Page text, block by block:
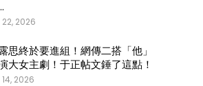
2026
思終於要進組！網傳二搭「他」
大女主劇！于正帖文錘了這點！
2026